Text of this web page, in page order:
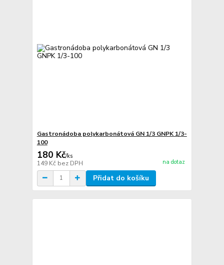
Gastronádoba polykarbonátová GN 1/3 GNPK 1/3-
100
180 Kč/ks
149 Kč bez DPH na dotaz
Přidat do košíku